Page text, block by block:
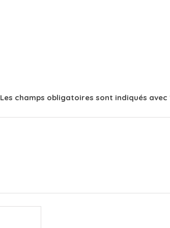
Les champs obligatoires sont indiqués avec